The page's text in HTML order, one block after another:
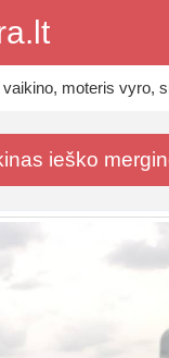
moteris vyro,
ieško